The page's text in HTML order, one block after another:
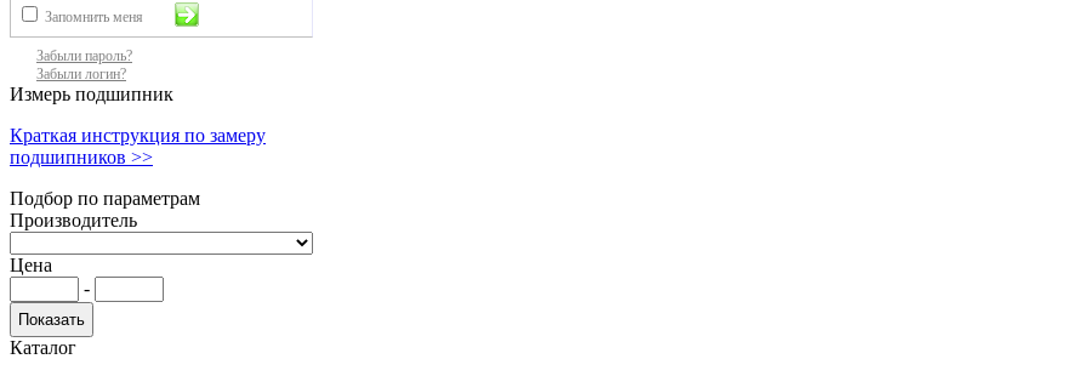
Запомнить меня
Забыли пароль?
Забыли логин?
Измерь подшипник
Краткая инструкция по замеру
подшипников >>
Подбор по параметрам
Производитель
Цена
-
Каталог